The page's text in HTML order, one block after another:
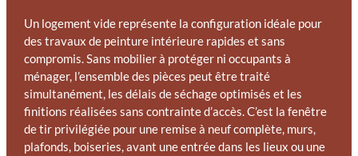
Un logement vide représente la configuration idéale pour
des travaux de peinture intérieure rapides et sans
compromis. Sans mobilier à protéger ni occupants à
ménager, l’ensemble des pièces peut être traité
simultanément, les délais de séchage optimisés et les
finitions réalisées sans contrainte d’accès. C’est la fenêtre
de tir privilégiée pour une remise à neuf complète, murs,
plafonds, boiseries, avant une entrée dans les lieux ou une